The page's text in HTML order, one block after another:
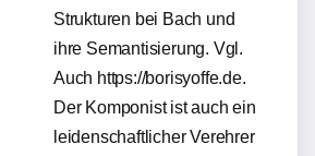
Strukturen bei Bach und
ihre Semantisierung. Vgl.
Auch https://borisyoffe.de.
Der Komponist ist auch ein
leidenschaftlicher Verehrer